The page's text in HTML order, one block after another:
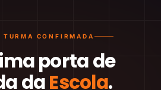
TURMA CONFIRMADA
porta de
daEscola.